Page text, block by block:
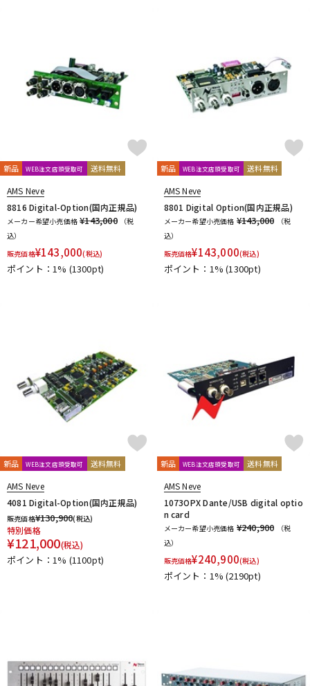
新品 WEB注文店頭受取可 送料無料
AMS Neve
8816 Digital-Option(国内正規品)
メーカー希望小売価格 ¥143,000
（税
込）
販売価格¥143,000(税込)
ポイント：1% (1300pt)
新品 WEB注文店頭受取可 送料無料
AMS Neve
8801 Digital Option(国内正規品)
メーカー希望小売価格 ¥143,000
（税
込）
販売価格¥143,000(税込)
ポイント：1%(1300pt)
新品 WEB注文店頭受取可 送料無料
AMS Neve
4081 Digital-Option(国内正規品)
販売価格¥130,900(税込)
特別価格
¥121,000(税込)
ポイント：1% (1100pt)
新品 WEB注文店頭受取可 送料無料
AMS Neve
1073OPX Dante/USB digital optio
n card
メーカー希望小売価格 ¥240,900
（税
込）
販売価格¥240,900(税込)
ポイント：1%(2190pt)